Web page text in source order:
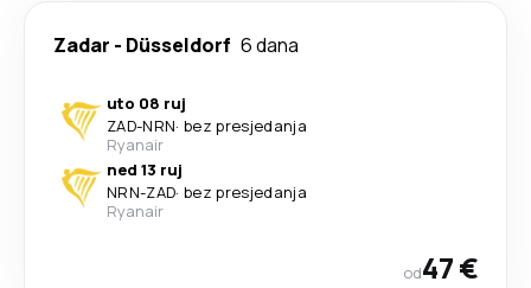
Zadar - Düsseldorf 6 dana
uto 08 ruj
ZAD-NRN· bez presjedanja
Ryanair
ned 13 ruj
NRN-ZAD· bez presjedanja
Ryanair
od47 €